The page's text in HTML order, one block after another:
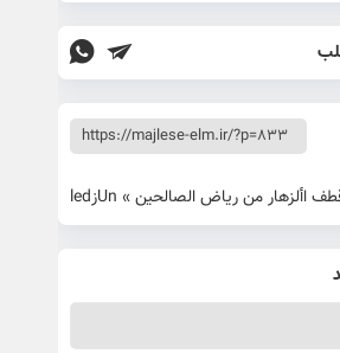
األزهار من ریاض الصالحین» Unزled